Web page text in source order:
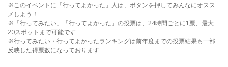
※このイベントに「行ってよかった」人は、ボタンを押してみんなにオスス
メしよう！
※「行ってみたい」「行ってよかった」の投票は、24時間ごとに1票、最大
20スポットまで可能です
※行ってみたい・行ってよかったランキングは前年度までの投票結果も一部
反映した得票数になっております